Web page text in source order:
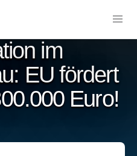
im
EU fördert
Euro!